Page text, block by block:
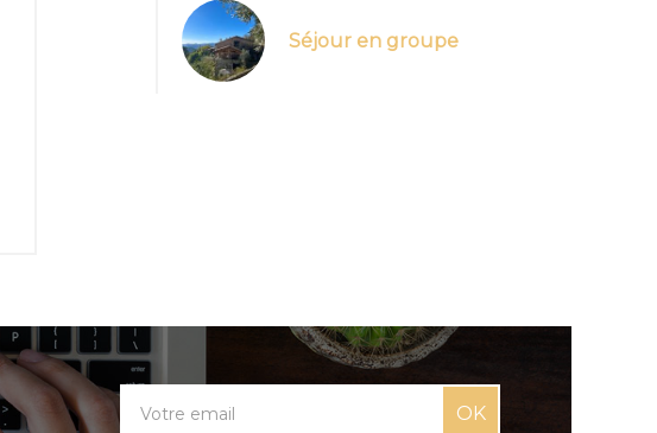
Séjour en groupe
OK